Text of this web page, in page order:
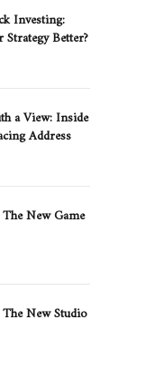
Investing:
Better?
a View: Inside
Address
New Game
New Studio